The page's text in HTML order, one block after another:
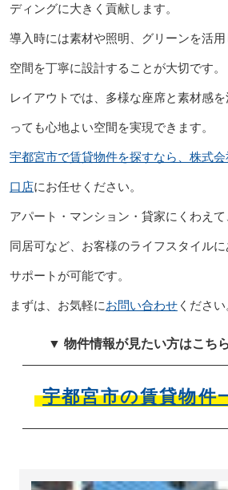
ディングに大きく貢献します。
導入時には素材や照明、グリーンを活
空間を丁寧に設計することが大切です。
レイアウトでは、多様な座席と素材感
っても心地よい空間を実現できます。
宇都宮市で賃貸物件を探すなら、株式
口店にお任せください。
アパート・マンション・貸家にくわえ
同居可など、お客様のライフスタイル
サポートが可能です。
まずは、お気軽にお問い合わせください
▼ 物件情報が見たい方はこち
宇都宮市の賃貸物件